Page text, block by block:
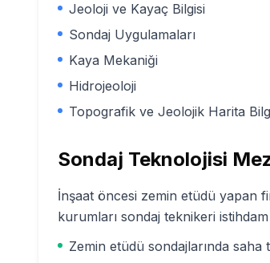
Jeoloji ve Kayaç Bilgisi
Sondaj Uygulamaları
Kaya Mekaniği
Hidrojeoloji
Topografik ve Jeolojik Harita
Sondaj Teknolojisi
İnşaat öncesi zemin etüdü yapan
kurumları sondaj teknikeri
Zemin etüdü sondajlarında saha